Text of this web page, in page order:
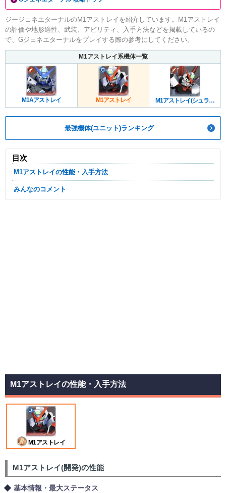
ジージェネエターナルのM1アストレイを紹介しています。M1アストレイ
の評価や地形適性、武装、アビリティ、入手方法などを掲載しているの
で、Gジェネエターナルをプレイする際の参考にしてください。
M1アストレイ系機体一覧
M1Aアストレイ M1アストレイ
M1アストレイ(シュライ
ク)
最強機体(ユニット)ランキング
目次
M1アストレイの性能・入手方法
みんなのコメント
M1アストレイの性能・入手方法
M1アストレイ
M1アストレイ(開発)の性能
基本情報・最大ステータス